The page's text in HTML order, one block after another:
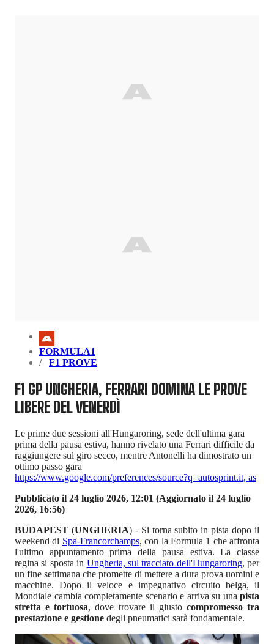
FORMULA1
F1 PROVE
F1 GP UNGHERIA, FERRARI DOMINA LE PROVE
LIBERE DEL VENERDÌ
Le prime due sessioni all'Hungaroring, sede dell'ultima gara
prima della pausa estiva, hanno rivelato una Ferrari difficile da
raggiungere sul giro secco, mentre Antonelli ha dimostrato un
ottimo passo gara
https://www.google.com/preferences/source?q=autosprint.it, as
Pubblicato il 24 luglio 2026, 12:01 (Aggiornato il 24 luglio
2026, 16:56)
BUDAPEST (UNGHERIA) - Si torna subito in pista dopo il
weekend di Spa-Francorchamps, con la Formula 1 che affronta
l'ultimo appuntamento prima della pausa estiva. La classe
regina si sposta in Ungheria, sul tracciato dell'Hungaroring, per
un fine settimana che promette di mettere a dura prova uomini e
macchine. Dopo il veloce e impegnativo circuito belga, il
Mondiale cambia completamente scenario e arriva su una pista
stretta e tortuosa, dove trovare il giusto compromesso tra
prestazione e gestione degli pneumatici sarà fondamentale.